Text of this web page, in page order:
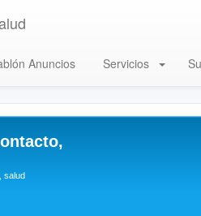
Anuncios Servicios
salud